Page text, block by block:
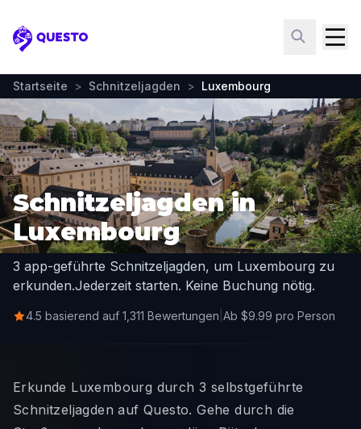
Questo
Startseite > Schnitzeljagden > Luxembourg
Schnitzeljagden in
Luxembourg
3 app-geführte Schnitzeljagden, um Luxembourg zu
erkunden.Jederzeit starten. Keine Buchung nötig.
4.5 basierend auf 1,311 Bewertungen Ab $9.99 pro Person
Erkunde Luxembourg durch 3 selbstgeführte
Schnitzeljagden auf Questo. Gehe durch die